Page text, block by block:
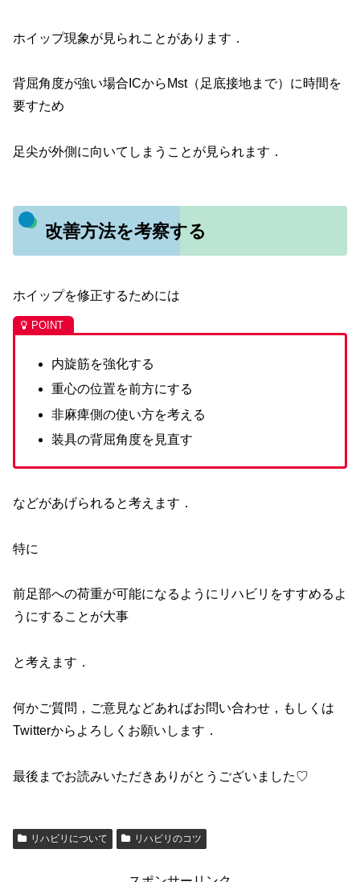
ホイップ現象が見られことがあります．
背屈角度が強い場合ICからMst（足底接地まで）に時間を
要すため
足尖が外側に向いてしまうことが見られます．
改善方法を考察する
ホイップを修正するためには
内旋筋を強化する
重心の位置を前方にする
非麻痺側の使い方を考える
装具の背屈角度を見直す
などがあげられると考えます．
特に
前足部への荷重が可能になるようにリハビリをすすめるよ
うにすることが大事
と考えます．
何かご質問，ご意見などあればお問い合わせ，もしくは
Twitterからよろしくお願いします．
最後までお読みいただきありがとうございました♡
リハビリについて リハビリのコツ